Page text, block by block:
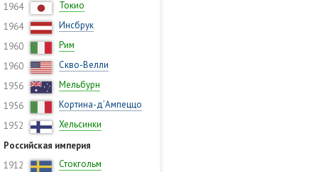
1964
Токио
1964
Инсбрук
1960
Рим
1960
Скво-Велли
1956
Мельбурн
1956
Кортина-д’Ампеццо
1952
Хельсинки
Российская империя
1912
Стокгольм